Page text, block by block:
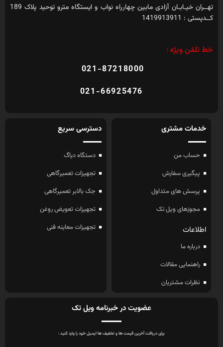
تهــران خیـابـان آزادی مابین چهارراه نواب و ایستگاه مترو توحید پلاک 189
کــدپستی : 1419913911
خط تلفن ویژه :
021-87218000
021-66925476
خدمات مشتری
حساب من
پیگیری سفارش
پرسش های متداول
مجوزهای ویل تک
اطلاعات
درباره ما
راهنمایی مقالات
نظرات مشتریان
دسترسی سریع
دستگاه دیاگ
تجهیزات تعمیرگاهی
جک بالابر تعمیرگاهی
تجهیزات تعویض روغن
تجهیزات معاینه فنی
عضویت در خبرنامه ویل تک
برای دریافت آخرین قیمت ها و تخفیف ها ایمیل خود را وارد کنید :